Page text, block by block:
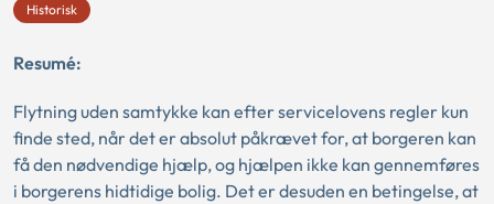
Historisk
Resumé:
Flytning uden samtykke kan efter servicelovens regler kun
finde sted, når det er absolut påkrævet for, at borgeren kan
få den nødvendige hjælp, og hjælpen ikke kan gennemføres
i borgerens hidtidige bolig. Det er desuden en betingelse, at